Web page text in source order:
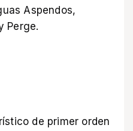
Aspendos,
Perge.
de primer orden